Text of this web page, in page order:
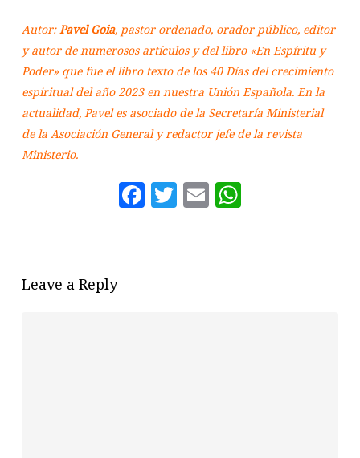
Autor: Pavel Goia, pastor ordenado, orador público, editor
y autor de numerosos artículos y del libro «En Espíritu y
Poder» que fue el libro texto de los 40 Días del crecimiento
espiritual del año 2023 en nuestra Unión Española. En la
actualidad, Pavel es asociado de la Secretaría Ministerial
de la Asociación General y redactor jefe de la revista
Ministerio.
Facebook
Twitter
Email
Leave a Reply